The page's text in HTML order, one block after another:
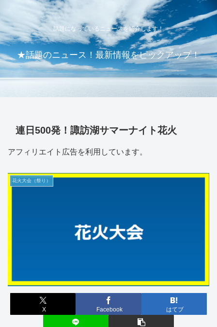
話題になっているニュースを紹介します！
★話題のニュース！最新情報をピックアップ！
連日500発！諏訪湖サマーナイト花火
アフィリエイト広告を利用しています。
花火大会（祭り）
X Facebook はてブ